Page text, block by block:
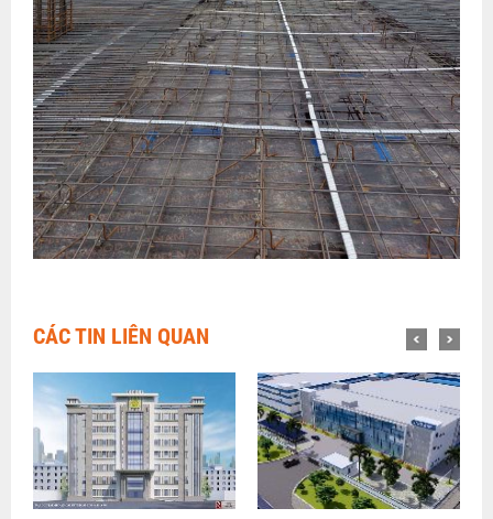
CÁC TIN LIÊN QUAN